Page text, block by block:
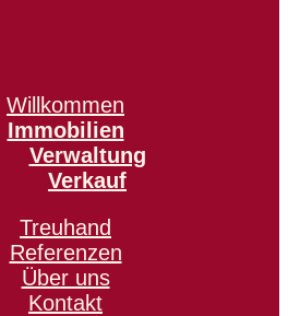
Willkommen
Immobilien
Verwaltung
Verkauf
Treuhand
Referenzen
Über uns
Kontakt